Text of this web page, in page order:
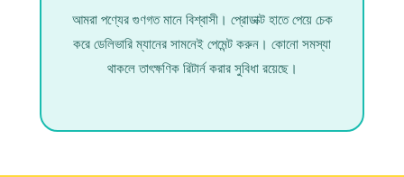
আমরা পণ্যের গুণগত মানে বিশ্বাসী। প্রোডাক্ট হাতে পেয়ে চেক
করে ডেলিভারি ম্যানের সামনেই পেমেন্ট করুন। কোনো সমস্যা
থাকলে তাৎক্ষণিক রিটার্ন করার সুবিধা রয়েছে।